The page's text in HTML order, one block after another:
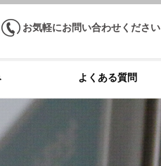
お気軽にお問い合わせください
よくある質問